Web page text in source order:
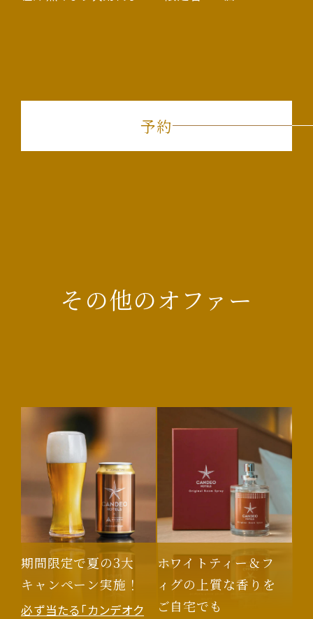
予約
その他のオファー
期間限定で夏の3大
キャンペーン実施！
必ず当たる「カンデオク
ホワイトティー＆フ
ィグの上質な香りを
ご自宅でも